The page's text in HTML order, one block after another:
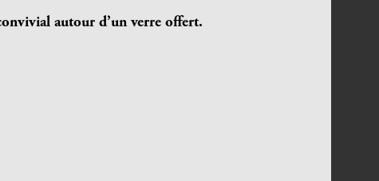
autour d’un verre offert.